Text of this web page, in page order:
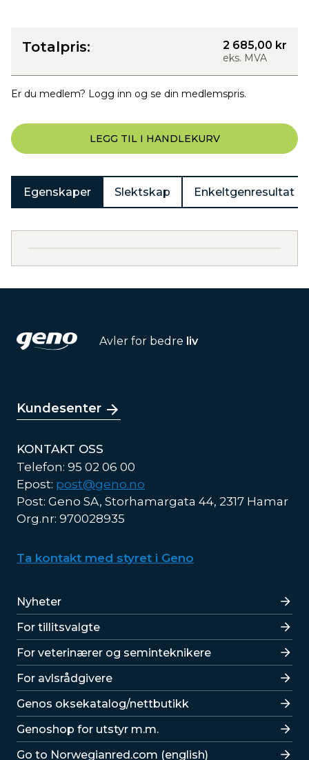
Totalpris: 2 685,00 kr
eks. MVA
Er du medlem? Logg inn og se din medlemspris.
LEGG TIL I HANDLEKURV
Egenskaper Slektskap Enkeltgenresultat
Avler for bedre liv
Kundesenter
KONTAKT OSS
Telefon: 95 02 06 00
Epost: post@geno.no
Post: Geno SA, Storhamargata 44, 2317 Hamar
Org.nr: 970028935
Ta kontakt med styret i Geno
Lenker
Nyheter
For tillitsvalgte
For veterinærer og seminteknikere
For avlsrådgivere
Lenker
Genos oksekatalog/nettbutikk
Genoshop for utstyr m.m.
Go to Norwegianred.com (english)